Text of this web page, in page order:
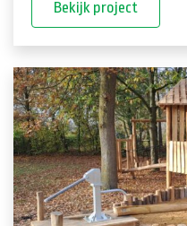
Bekijk project